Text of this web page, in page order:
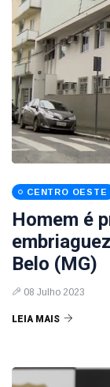
CENTRO OESTE
Homem é
Belo (MG)
08 Julho 2023
LEIA MAIS